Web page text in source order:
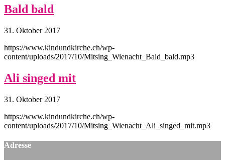
Bald bald
31. Oktober 2017
https://www.kindundkirche.ch/wp-
content/uploads/2017/10/Mitsing_Wienacht_Bald_bald.mp3
Ali singed mit
31. Oktober 2017
https://www.kindundkirche.ch/wp-
content/uploads/2017/10/Mitsing_Wienacht_Ali_singed_mit.mp3
Adresse